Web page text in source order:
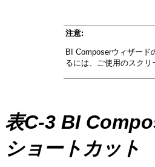
注意:
BI Composerウィザード
るには、ご使用のスク
表C-3 BI
ショートカット